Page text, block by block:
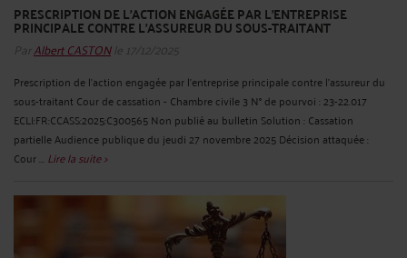
PRESCRIPTION DE L'ACTION ENGAGÉE PAR L'ENTREPRISE
PRINCIPALE CONTRE L'ASSUREUR DU SOUS-TRAITANT
ParAlbert CASTONle 17/12/2025
Prescription de l'action engagée par l'entreprise principale contre l'assureur du
sous-traitant Cour de cassation - Chambre civile 3 N° de pourvoi : 23-22.017
ECLI:FR:CCASS:2025:C300565 Non publié au bulletin Solution : Cassation
partielle Audience publique du jeudi 27 novembre 2025 Décision attaquée :
Cour ... Lire la suite >